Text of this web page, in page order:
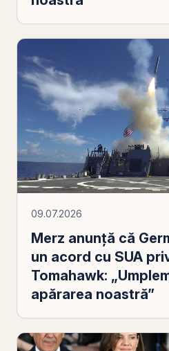
09.07.2026
Merz anunță că
un acord cu SUA
Tomahawk:
apărarea noastră”